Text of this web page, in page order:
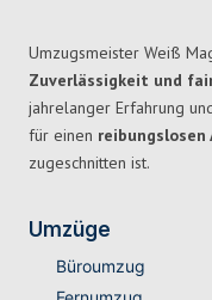
Umzugsmeister Weiß
Zuverlässigkeit und
jahrelanger Erfahrung
für einen reibungslosen
zugeschnitten ist.
Umzüge
Büroumzug